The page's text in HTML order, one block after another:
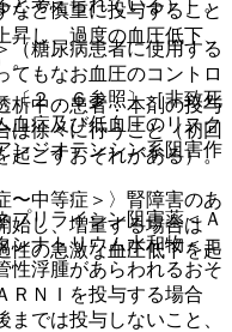
と考えられている）］。
糖尿病患者に使用する
てもなお血圧のコントロ
〔２．６参照〕［非致死
血症及び低血圧のリスク
ンジオテンシン系阻害作
リライシン阻害薬＜Ａ
ンナトリウム水和物＜エ
性浮腫があらわれるおそ
ＲＮＩを投与する場合
では投与しないこと、
など慎重に投与すること
昇し、過度の血圧低下、
。
中の患者：本剤の投与
は徐々に行うこと（初回
起こすおそれがある）。
中等症＞〉腎障害のあ
始し、増量する場合は
性の急激な血圧低下を起